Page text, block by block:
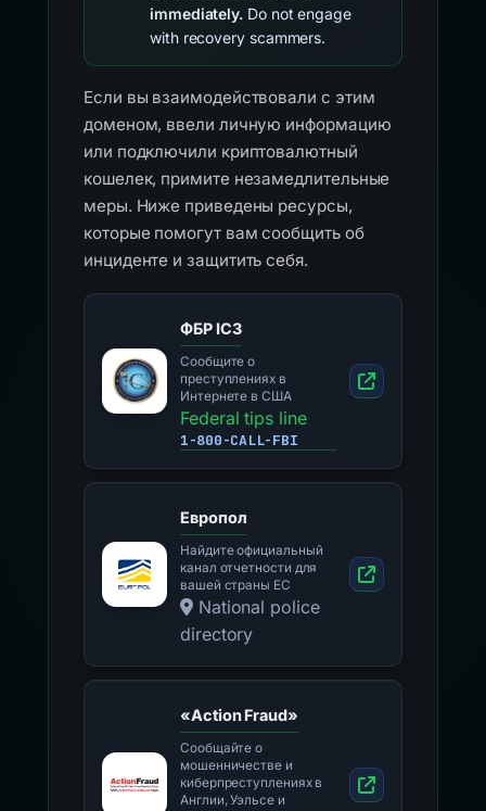
immediately. Do not engage
with recovery scammers.
Если вы взаимодействовали с этим
доменом, ввели личную информацию
или подключили криптовалютный
кошелек, примите незамедлительные
меры. Ниже приведены ресурсы,
которые помогут вам сообщить об
инциденте и защитить себя.
ФБР IC3
Сообщите о
преступлениях в
Интернете в США
Federal tips line
1-800-CALL-FBI
Европол
Найдите официальный
канал отчетности для
вашей страны ЕС
National police
directory
«Action Fraud»
Сообщайте о
мошенничестве и
киберпреступлениях в
Англии, Уэльсе и